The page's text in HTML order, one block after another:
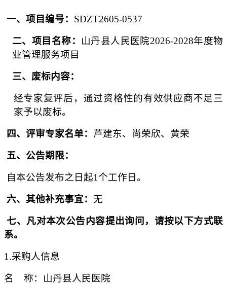
一、 项目编号： SDZT2605-0537
二、项目名称： 山丹县人民医院2026-2028年度物
业管理服务项目
三、 废标内容：
经专家复评后，通过资格性的有效供应商不足三
家予以废标。
四、评审专家名单： 芦建东、尚荣欣、黄荣
五、公告期限：
自本公告发布之日起1个工作日。
六、其他补充事宜： 无
七、凡对本次公告内容提出询问，请按以下方式联
系。
1.采购人信息
名 称：山丹县人民医院